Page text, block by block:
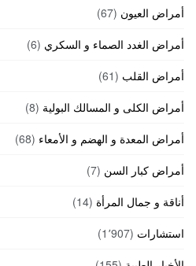
أمراض العيون (67)
أمراض الغدد الصماء و السكري (6)
أمراض القلب (61)
أمراض الكلى و المسالك البولية (8)
أمراض المعدة و الهضم و الأمعاء (68)
أمراض كبار السن (7)
أناقة و جمال المرأة (14)
استشارات (1٬907)